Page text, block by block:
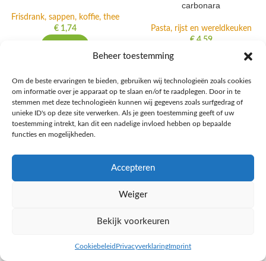
Beheer toestemming
Om de beste ervaringen te bieden, gebruiken wij technologieën zoals cookies
om informatie over je apparaat op te slaan en/of te raadplegen. Door in te
stemmen met deze technologieën kunnen wij gegevens zoals surfgedrag of
unieke ID's op deze site verwerken. Als je geen toestemming geeft of uw
toestemming intrekt, kan dit een nadelige invloed hebben op bepaalde
functies en mogelijkheden.
Accepteren
Weiger
Bekijk voorkeuren
Cookiebeleid PrivacyverklaringImprint
Frisdrank, sappen, koffie, thee
€1,74
carbonara
Pasta, rijst en wereldkeuken
€ 4,59
4,69
€